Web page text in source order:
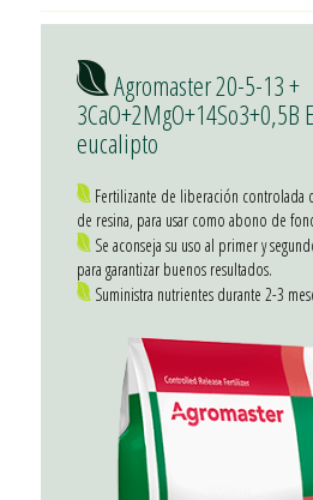
Agromaster 20-5-13 +
3CaO+2MgO+14So3+0,5B
eucalipto
Fertilizante de liberación controlada
de resina, para usar como abono de
Se aconseja su uso al primer y
para garantizar buenos resultados.
Suministra nutrientes durante 2-3